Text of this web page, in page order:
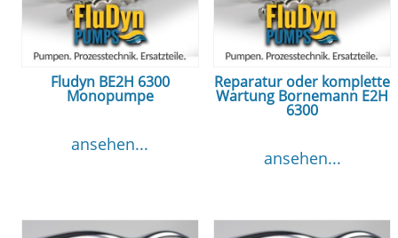
Fludyn BE2H 6300
Monopumpe
ansehen...
Reparatur oder komplette
Wartung Bornemann E2H
6300
ansehen...